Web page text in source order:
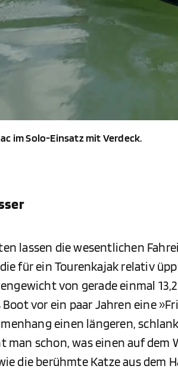
im Solo-Einsatz mit Verdeck.
lassen die wesentlichen
für ein Tourenkajak relativ
von gerade einmal
Boot vor ein paar Jahren eine
einen längeren,
man schon, was einen auf dem
die berühmte Katze aus dem